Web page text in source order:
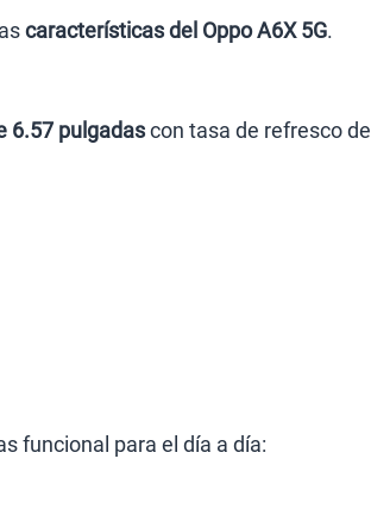
características del Oppo A6X 5G.
6.57 pulgadascon tasa de refresco de
funcional para el día a día: